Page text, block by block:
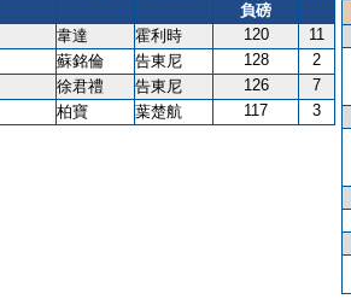
負磅
韋達 霍利時 120
11
蘇銘倫 告東尼 128
2
徐君禮 告東尼 126
7
柏寶 葉楚航 117 3